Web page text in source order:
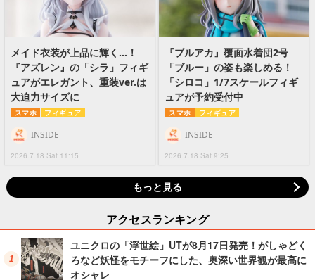
メイド衣装が上品に輝く…！
『アズレン』の「シラ」フィギ
ュアがエレガント、重装ver.は
大迫力サイズに
スマホ フィギュア
2026.7.18 Sat 11:15
INSIDE
『ブルアカ』覆面水着団2号
「ブルー」の姿も楽しめる！
「シロコ」1/7スケールフィギ
ュアが予約受付中
スマホ フィギュア
2026.7.18 Sat 9:25
INSIDE
もっと見る
アクセスランキング
ユニクロの「浮世絵」UTが8月17日発売！がしゃどく
ろなど妖怪をモチーフにした、奥深い世界観が最高に
オシャレ